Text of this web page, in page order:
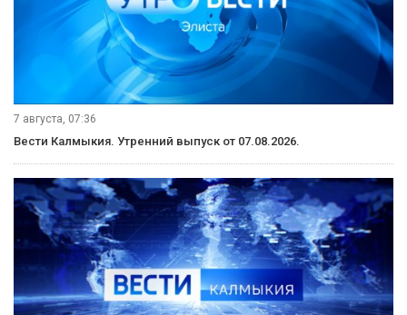
7 августа, 07:36
Вести Калмыкия. Утренний выпуск от 07.08.2026.